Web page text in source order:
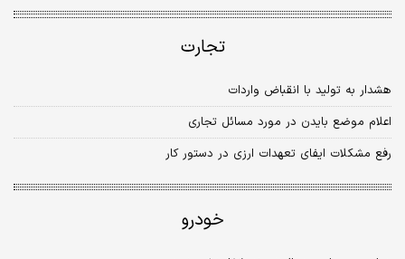
تجارت
هشدار به تولید با انقباض واردات
اعلام موضع بایدن در مورد مسائل تجاری
رفع مشکلات ایفای تعهدات ارزی در دستور کار
خودرو